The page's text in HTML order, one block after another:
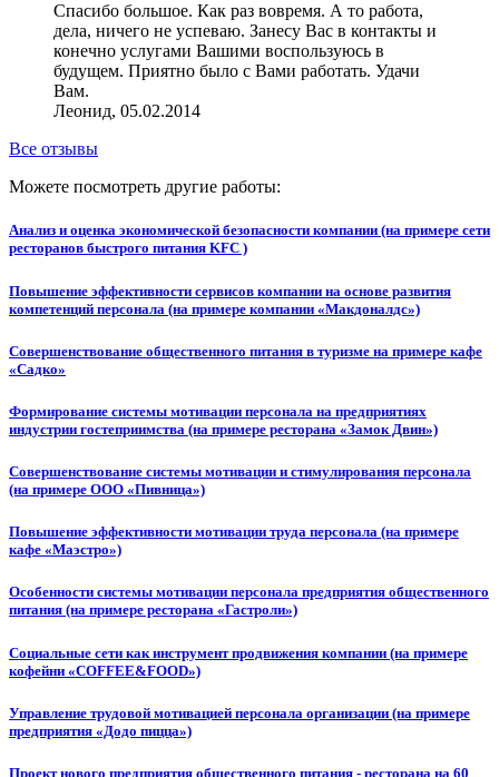
Спасибо большое. Как раз вовремя. А то работа,
дела, ничего не успеваю. Занесу Вас в контакты и
конечно услугами Вашими воспользуюсь в
будущем. Приятно было с Вами работать. Удачи
Вам.
Леонид, 05.02.2014
Все отзывы
Можете посмотреть другие работы:
Анализ и оценка экономической безопасности компании (на примере сети
ресторанов быстрого питания KFC )
Повышение эффективности сервисов компании на основе развития
компетенций персонала (на примере компании «Макдоналдс»)
Совершенствование общественного питания в туризме на примере кафе
«Садко»
Формирование системы мотивации персонала на предприятиях
индустрии гостеприимства (на примере ресторана «Замок Двин»)
Совершенствование системы мотивации и стимулирования персонала
(на примере ООО «Пивница»)
Повышение эффективности мотивации труда персонала (на примере
кафе «Маэстро»)
Особенности системы мотивации персонала предприятия общественного
питания (на примере ресторана «Гастроли»)
Социальные сети как инструмент продвижения компании (на примере
кофейни «COFFEE&FOOD»)
Управление трудовой мотивацией персонала организации (на примере
предприятия «Додо пицца»)
Проект нового предприятия общественного питания - ресторана на 60